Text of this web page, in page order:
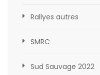
Rallyes autres
SMRC
Sud Sauvage 2022